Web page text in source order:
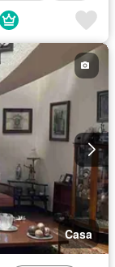
Casa